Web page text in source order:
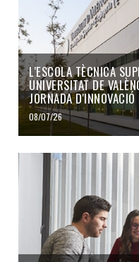
L'ESCOLA TÈCNICA
UNIVERSITAT DE
JORNADA D'INNOVACIÓ
08/07/26